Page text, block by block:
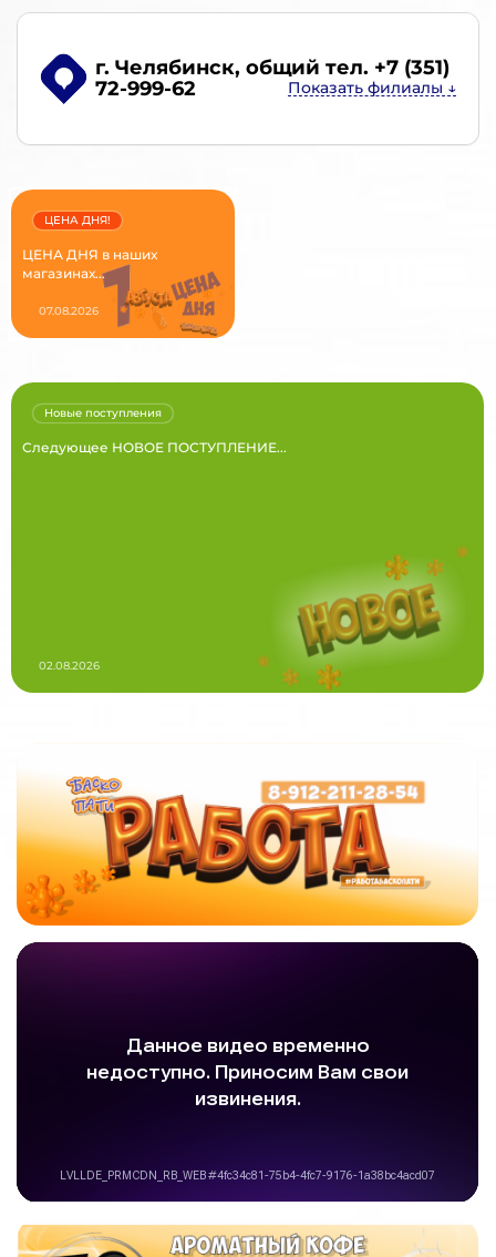
г. Челябинск, общий тел. +7 (351)
72-999-62
ЦЕНА ДНЯ в наших
магазинах...
ЦЕНА ДНЯ!
07.08.2026
Следующее НОВОЕ ПОСТУПЛЕНИЕ...
Новые поступления
02.08.2026